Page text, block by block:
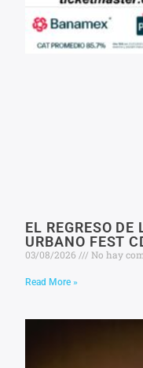
EL REGRESO
URBANO FEST
03/08/2026 No hay
Read More »